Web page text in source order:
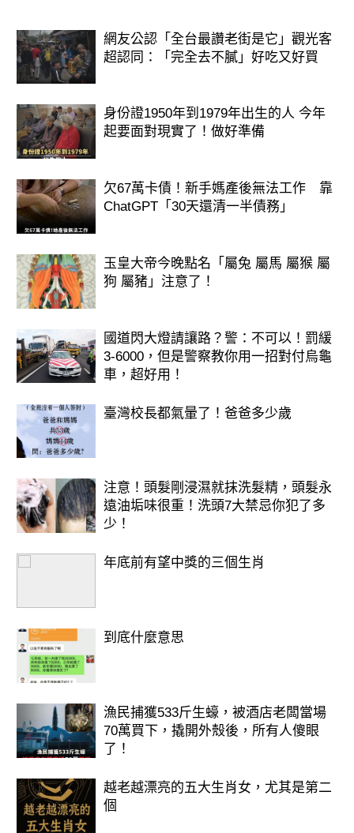
想知道愛情走向嗎？免費測算馬上知道
>>>>https://lihi.cc/Ozo8m
網友公認「全台最讚老街是它」觀光客
超認同：「完全去不膩」好吃又好買
身份證1950年到1979年出生的人 今年
起要面對現實了！做好準備
欠67萬卡債！新手媽產後無法工作 靠
ChatGPT「30天還清一半債務」
玉皇大帝今晚點名「屬兔 屬馬 屬猴 屬
狗 屬豬」注意了！
國道閃大燈請讓路？警：不可以！罰緩
3-6000，但是警察教你用一招對付烏龜
車，超好用！
臺灣校長都氣暈了！爸爸多少歲
注意！頭髮剛浸濕就抹洗髮精，頭髮永
遠油垢味很重！洗頭7大禁忌你犯了多
少！
年底前有望中獎的三個生肖
到底什麼意思
漁民捕獲533斤生蠔，被酒店老闆當場
70萬買下，撬開外殼後，所有人傻眼
了！
越老越漂亮的五大生肖女，尤其是第二
個